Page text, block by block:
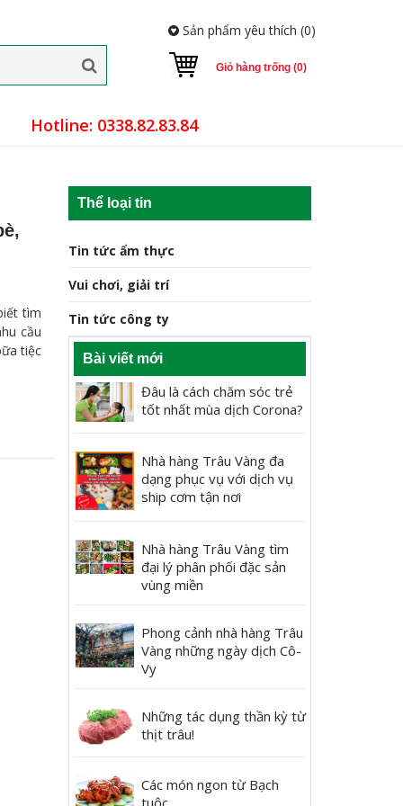
Giỏ hàng trống (0)
Sản phẩm yêu thích (0)
Hotline: 0338.82.83.84
tìm
cầu
tiệc
Thể loại tin
Tin tức ẩm thực
Vui chơi, giải trí
Tin tức công ty
Bài viết mới
Đâu là cách chăm sóc trẻ
tốt nhất mùa dịch Corona?
Nhà hàng Trâu Vàng đa
dạng phục vụ với dịch vụ
ship cơm tận nơi
Nhà hàng Trâu Vàng tìm
đại lý phân phối đặc sản
vùng miền
Phong cảnh nhà hàng Trâu
Vàng những ngày dịch Cô-
Vy
Những tác dụng thần kỳ từ
thịt trâu!
Các món ngon từ Bạch